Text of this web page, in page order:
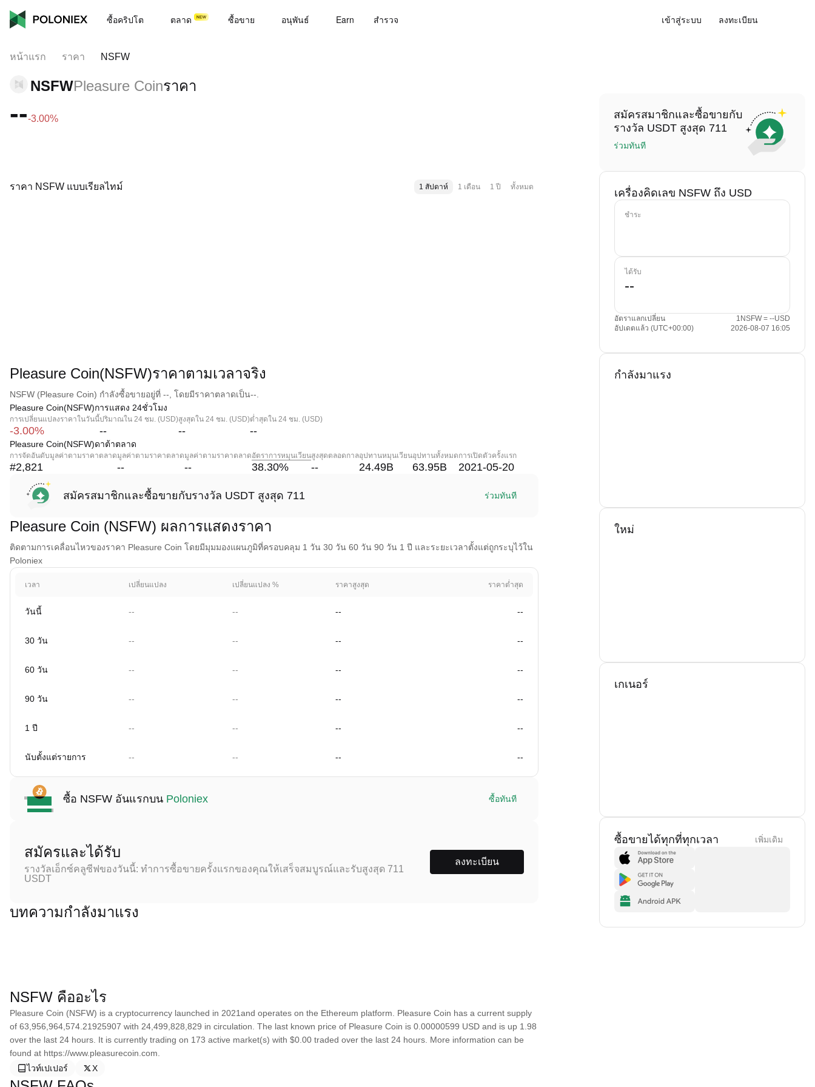
ซื้อคริปโต ตลาด ซื้อขาย อนุพันธ์ Earn สํารวจ เข้าสู่ระบบ ลงทะเบียน
หน้าแรก ราคา NSFW
NSFWPleasure Coinราคา
---3.00%
ราคา NSFW แบบเรียลไทม์ 1 สัปดาห์ 1 เดือน 1 ปี ทั้งหมด
Pleasure Coin(NSFW)ราคาตามเวลาจริง
NSFW (Pleasure Coin) กำลังซื้อขายอยู่ที่ --, โดยมีราคาตลาดเป็น--.
Pleasure Coin(NSFW)การแสดง 24ชั่วโมง
การเปลี่ยนแปลงราคาในวันนี้
-3.00%
ปริมาณใน 24 ชม. (USD)
--
สูงสุดใน 24 ชม. (USD)
--
ต่ำสุดใน 24 ชม. (USD)
--
Pleasure Coin(NSFW)ดาต้าตลาด
การจัดอันดับมูลค่าตามราคาตลาด
#2,821
มูลค่าตามราคาตลาด
--
มูลค่าตามราคาตลาด
--
อัตราการหมุนเวียน
38.30%
สูงสุดตลอดกาล
--
อุปทานหมุนเวียน
24.49B
อุปทานทั้งหมด
63.95B
การเปิดตัวครั้งแรก
2021-05-20
สมัครสมาชิกและซื้อขายกับรางวัล USDT สูงสุด 711 ร่วมทันที
Pleasure Coin (NSFW) ผลการแสดงราคา
ติดตามการเคลื่อนไหวของราคา Pleasure Coin โดยมีมุมมองแผนภูมิที่ครอบคลุม 1 วัน 30 วัน 60 วัน 90 วัน 1 ปี และระยะเวลาตั้งแต่ถูกระบุไว้ใน
Poloniex
เวลา เปลี่ยนแปลง เปลี่ยนแปลง % ราคาสูงสุด ราคาต่ำสุด
วันนี้ -- -- -- --
30 วัน -- -- -- --
60 วัน -- -- -- --
90 วัน -- -- -- --
1 ปี -- -- -- --
นับตั้งแต่รายการ -- -- -- --
ซื้อ NSFW อันแรกบน Poloniex ซื้อทันที
สมัครและได้รับ
รางวัลเอ็กซ์คลูซีฟของวันนี้: ทำการซื้อขายครั้งแรกของคุณให้เสร็จสมบูรณ์และรับสูงสุด 711
USDT
ลงทะเบียน
บทความกำลังมาแรง
NSFW คืออะไร
Pleasure Coin (NSFW) is a cryptocurrency launched in 2021and operates on the Ethereum platform. Pleasure Coin has a current supply
of 63,956,964,574.21925907 with 24,499,828,829 in circulation. The last known price of Pleasure Coin is 0.00000599 USD and is up 1.98
over the last 24 hours. It is currently trading on 173 active market(s) with $0.00 traded over the last 24 hours. More information can be
found at https://www.pleasurecoin.com.
ไวท์เปเปอร์
X
สมัครสมาชิกและซื้อขายกับ
รางวัล USDT สูงสุด 711
ร่วมทันที
เครื่องคิดเลข NSFW ถึง USD
ชำระ
ได้รับ
อัตราแลกเปลี่ยน
1NSFW = --USD
อัปเดตแล้ว (UTC+00:00)
2026-08-07 16:05
กำลังมาแรง
ใหม่
เกเนอร์
ซื้อขายได้ทุกที่ทุกเวลา เพิ่มเดิม